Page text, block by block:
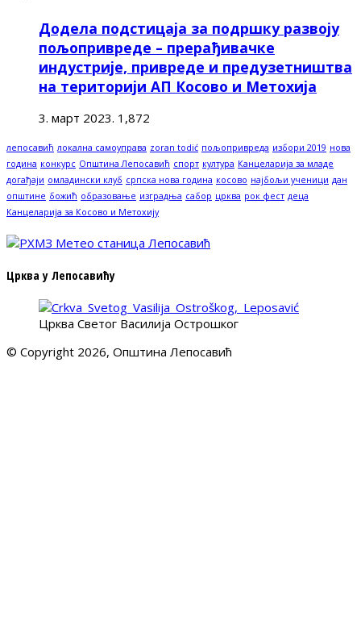
Додела подстицаја за подршку развоју
пољопривреде – прерађивачке
индустрије, привреде и предузетништва
на територији АП Косово и Метохија
3. март 2023. 1,872
лепосавић локална самоуправа zoran todić пољопривреда избори 2019 нова
година конкурс Општина Лепосавић спорт култура Канцеларија за младе
догађаји омладински клуб српска нова година косово најбољи ученици дан
општине божић образовање изградња сабор црква рок фест деца
Канцеларија за Косово и Метохију
Црква у Лепосавићу
Црква Светог Василија Острошког
© Copyright 2026, Општина Лепосавић